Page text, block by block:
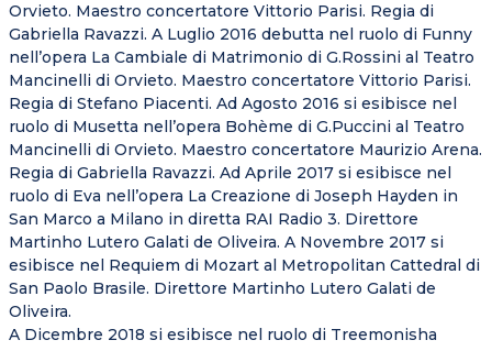
Orvieto. Maestro concertatore Vittorio Parisi. Regia di
Gabriella Ravazzi. A Luglio 2016 debutta nel ruolo di Funny
nell’opera La Cambiale di Matrimonio di G.Rossini al Teatro
Mancinelli di Orvieto. Maestro concertatore Vittorio Parisi.
Regia di Stefano Piacenti. Ad Agosto 2016 si esibisce nel
ruolo di Musetta nell’opera Bohème di G.Puccini al Teatro
Mancinelli di Orvieto. Maestro concertatore Maurizio Arena.
Regia di Gabriella Ravazzi. Ad Aprile 2017 si esibisce nel
ruolo di Eva nell’opera La Creazione di Joseph Hayden in
San Marco a Milano in diretta RAI Radio 3. Direttore
Martinho Lutero Galati de Oliveira. A Novembre 2017 si
esibisce nel Requiem di Mozart al Metropolitan Cattedral di
San Paolo Brasile. Direttore Martinho Lutero Galati de
Oliveira.
A Dicembre 2018 si esibisce nel ruolo di Treemonisha